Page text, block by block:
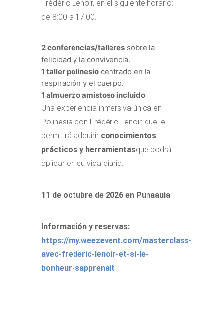
Frédéric Lenoir, en el siguiente horario:
de 8:00 a 17:00.
2 conferencias/talleres sobre la
felicidad y la convivencia.
1 taller polinesio centrado en la
respiración y el cuerpo.
1 almuerzo amistoso incluido
Una experiencia inmersiva única en
Polinesia con Frédéric Lenoir, que le
permitirá adquirir conocimientos
prácticos y herramientasque podrá
aplicar en su vida diaria.
11 de octubre de 2026 en Punaauia
Información y reservas:
https://my.weezevent.com/masterclass-
avec-frederic-lenoir-et-si-le-
bonheur-sapprenait